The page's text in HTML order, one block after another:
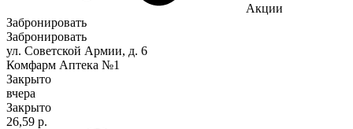
Акции
Забронировать
Забронировать
ул. Советской Армии, д. 6
Комфарм Аптека №1
Закрыто
вчера
Закрыто
26,59 р.